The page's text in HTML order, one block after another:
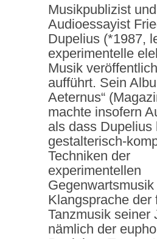
Musikpublizist und
Audioessayist
Dupelius (*1987,
experimentelle
Musik
aufführt. Sein
Aeternus“
machte insofern
als dass Dupelius
gestalterisch-
Techniken der
experimentellen
Klangsprache der
Tanzmusik seiner
nämlich der